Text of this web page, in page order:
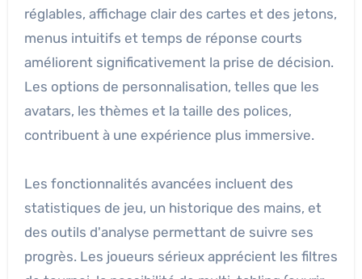
réglables, affichage clair des cartes et des jetons,
menus intuitifs et temps de réponse courts
améliorent significativement la prise de décision.
Les options de personnalisation, telles que les
avatars, les thèmes et la taille des polices,
contribuent à une expérience plus immersive.
Les fonctionnalités avancées incluent des
statistiques de jeu, un historique des mains, et
des outils d'analyse permettant de suivre ses
progrès. Les joueurs sérieux apprécient les filtres